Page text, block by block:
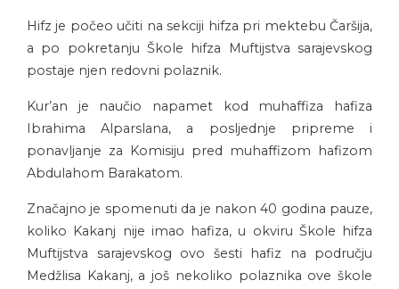
Hifz je počeo učiti na sekciji hifza pri mektebu Čaršija,
a po pokretanju Škole hifza Muftijstva sarajevskog
postaje njen redovni polaznik.
Kur’an je naučio napamet kod muhaffiza hafiza
Ibrahima Alparslana, a posljednje pripreme i
ponavljanje za Komisiju pred muhaffizom hafizom
Abdulahom Barakatom.
Značajno je spomenuti da je nakon 40 godina pauze,
koliko Kakanj nije imao hafiza, u okviru Škole hifza
Muftijstva sarajevskog ovo šesti hafiz na području
Medžlisa Kakanj, a još nekoliko polaznika ove škole